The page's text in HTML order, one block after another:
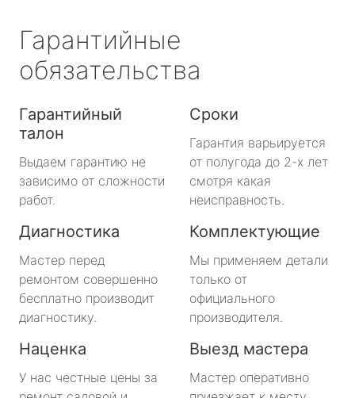
Гарантийные
обязательства
Гарантийный
талон
Выдаем гарантию не
зависимо от сложности
работ.
Сроки
Гарантия варьируется
от полугода до 2-х лет
смотря какая
неисправность.
Диагностика
Мастер перед
ремонтом совершенно
бесплатно производит
диагностику.
Комплектующие
Мы применяем детали
только от
официального
производителя.
Наценка
У нас честные цены за
Выезд мастера
Мастер оперативно